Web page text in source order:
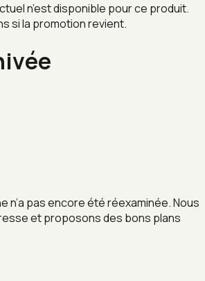
n’est disponible pour ce produit.
si la promotion revient.
n’a pas encore été réexaminée. Nous
et proposons des bons plans